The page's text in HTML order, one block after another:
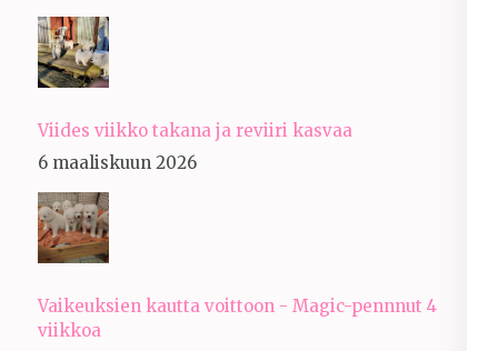
Viides viikko takana ja reviiri kasvaa
6 maaliskuun 2026
Vaikeuksien kautta voittoon - Magic-pennnut 4
viikkoa